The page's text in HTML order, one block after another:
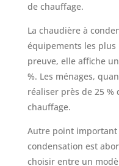
de chauffage.
La chaudière à
équipements les
preuve, elle affiche
%. Les ménages,
réaliser près de 25
chauffage.
Autre point
condensation est
choisir entre un